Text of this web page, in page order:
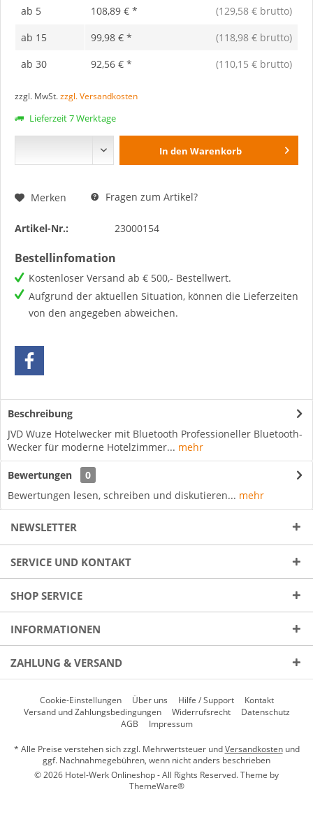
ab 5 108,89 € *
(129,58 € brutto)
ab 15 99,98 € *
(118,98 € brutto)
ab 30 92,56 € * (110,15 € brutto)
zzgl. MwSt.zzgl. Versandkosten
Lieferzeit 7 Werktage
In den Warenkorb
Merken Fragen zum Artikel?
Artikel-Nr.: 23000154
Bestellinfomation
Kostenloser Versand ab € 500,- Bestellwert.
Aufgrund der aktuellen Situation, können die Lieferzeiten
von den angegeben abweichen.
Beschreibung
JVD Wuze Hotelwecker mit Bluetooth Professioneller Bluetooth-
Wecker für moderne Hotelzimmer... mehr
Bewertungen
0
Bewertungen lesen, schreiben und diskutieren... mehr
NEWSLETTER
SERVICE UND KONTAKT
SHOP SERVICE
INFORMATIONEN
ZAHLUNG & VERSAND
Cookie-Einstellungen Über uns Hilfe / Support
Kontakt
Versand und Zahlungsbedingungen
Widerrufsrecht
Datenschutz
AGB
Impressum
* Alle Preise verstehen sich zzgl. Mehrwertsteuer undVersandkostenund
ggf. Nachnahmegebühren, wenn nicht anders beschrieben
© 2026 Hotel-Werk Onlineshop - All Rights Reserved. Theme by
ThemeWare®